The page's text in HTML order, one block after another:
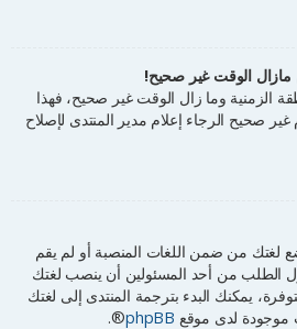
مازال الوقت غير صحيح!
الزمنية وما زال الوقت غير صحيح، فهذا
صحيح الرجاء إعلام مدير المنتدى لإصلاح
لغتك من ضمن اللغات المنصبة أو لم يقم
الطلب من أحد المسئولين أن ينصب لغتك
يمكنك البدء بترجمة المنتدى إلى لغتك
موجودة لدى موقع phpBB
®.